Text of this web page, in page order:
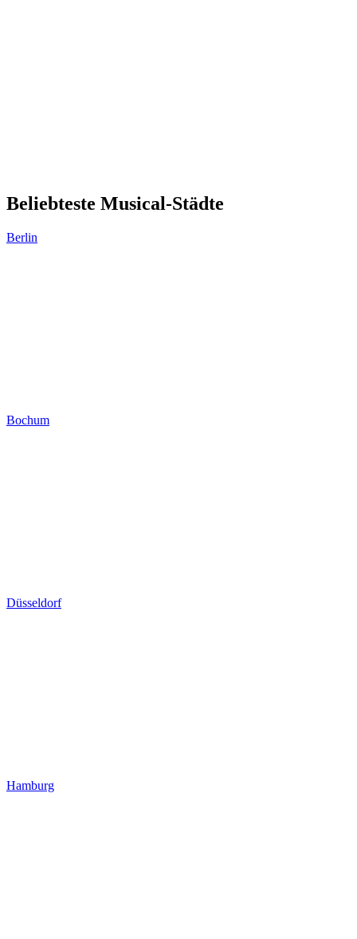
Beliebteste Musical-Städte
Berlin
Bochum
Düsseldorf
Hamburg